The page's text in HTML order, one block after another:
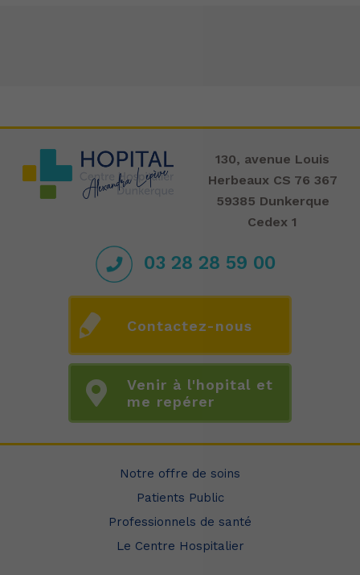
130, avenue Louis
Herbeaux CS 76 367
59385 Dunkerque
Cedex 1
03 28 28 59 00
Contactez-nous
Venir à l'hopital et
me repérer
Notre offre de soins
Patients Public
Professionnels de santé
Le Centre Hospitalier